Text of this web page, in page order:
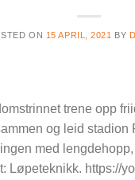
ON 15 APRIL, 2021 BY
trene opp
og leid stadion
med
Løpeteknikk. https://